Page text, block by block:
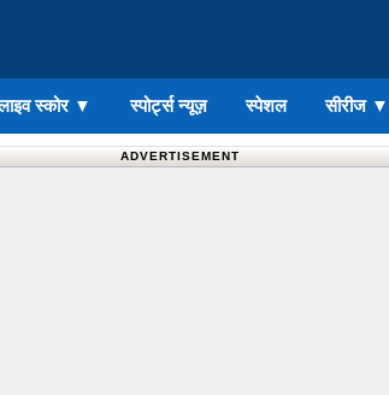
स्कोर ▼ स्पोर्ट्स न्यूज़ स्पेशल सीरीज ▼
ADVERTISEMENT